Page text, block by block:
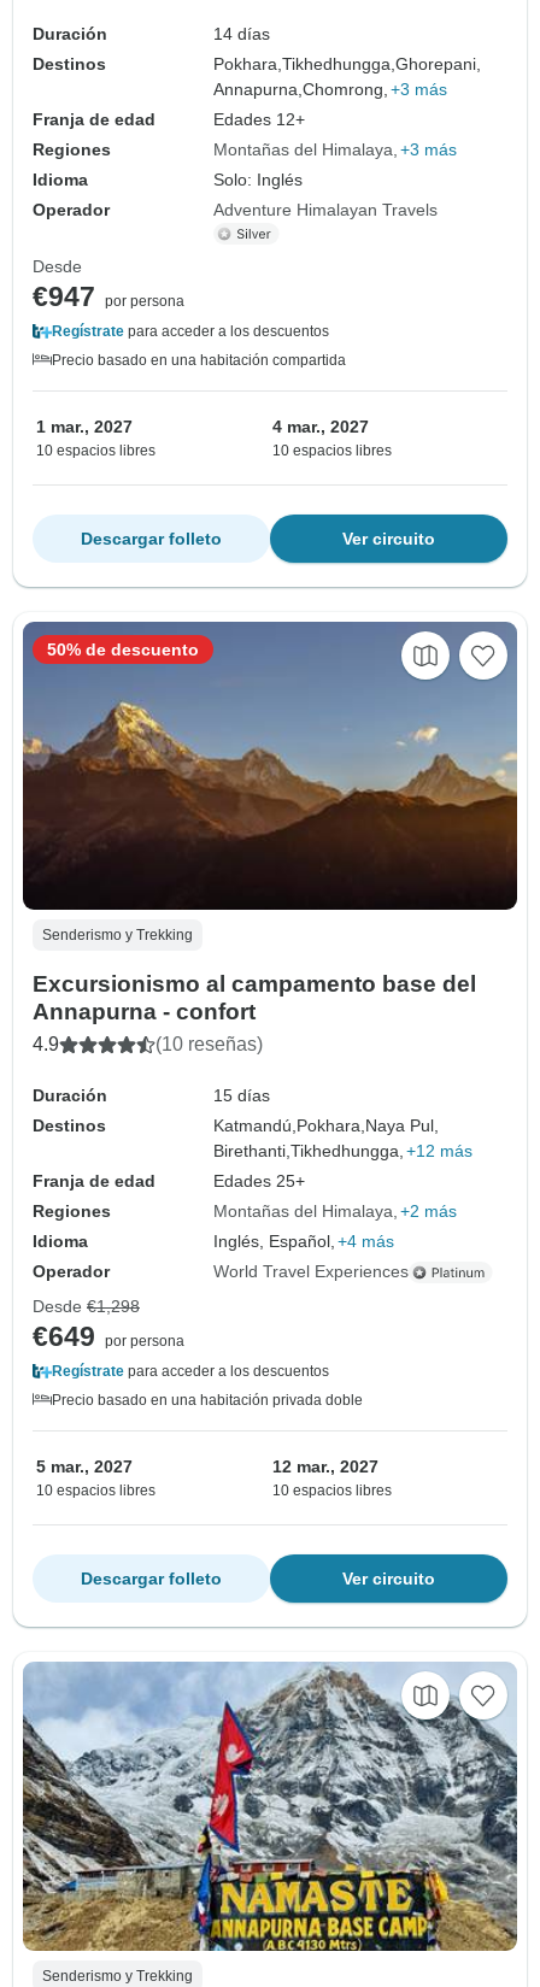
Duración
14 días
Destinos
Pokhara,Tikhedhungga,Ghorepani,
Annapurna,Chomrong, +3 más
Franja de edad
Edades 12+
Regiones
Montañas del Himalaya +3 más
Idioma
Solo: Inglés
Operador
Adventure Himalayan Travels
Desde
€947
por persona
Regístrate para acceder a los descuentos
Precio basado en una habitación compartida
1 mar., 2027
10 espacios libres
4 mar., 2027
10 espacios libres
Ver circuito
Descargar folleto
Senderismo y Trekking
Excursionismo al campamento base del
Annapurna - confort
4.9 (10 reseñas)
Duración
15 días
Destinos
Katmandú,Pokhara,Naya Pul,
Birethanti,Tikhedhungga, +12 más
Franja de edad
Edades 25+
Regiones
Montañas del Himalaya +2 más
Idioma
Inglés, Español, +4 más
Operador
World Travel Experiences
50% de descuento
Desde €1,298
€649
por persona
Regístrate para acceder a los descuentos
Precio basado en una habitación privada doble
5 mar., 2027
10 espacios libres
12 mar., 2027
10 espacios libres
Ver circuito
Descargar folleto
Senderismo y Trekking